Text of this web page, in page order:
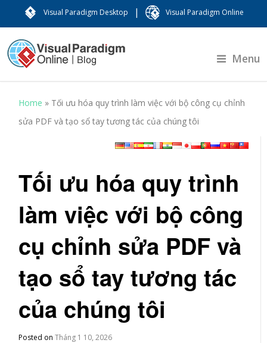
Visual Paradigm Desktop | Visual Paradigm Online
Menu
Home » Tối ưu hóa quy trình làm việc với bộ công cụ chỉnh
sửa PDF và tạo sổ tay tương tác của chúng tôi
Tối ưu hóa quy trình
làm việc với bộ công
cụ chỉnh sửa PDF và
tạo sổ tay tương tác
của chúng tôi
Posted onTháng 1 10, 2026